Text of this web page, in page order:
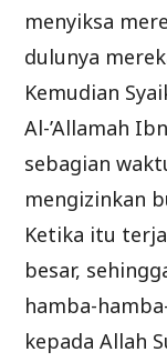
menyiksa
dulunya
Kemudian
Al-’Allamah
sebagian
mengizinkan
Ketika itu
besar,
hamba-
kepada Allah